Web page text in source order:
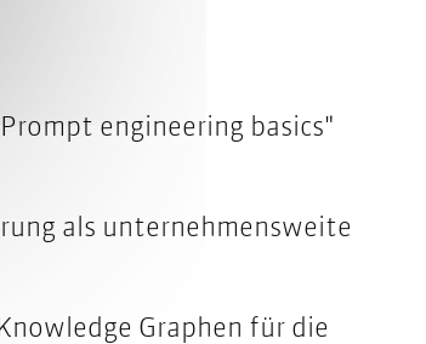
engineering basics"
als unternehmensweite
Graphen für die